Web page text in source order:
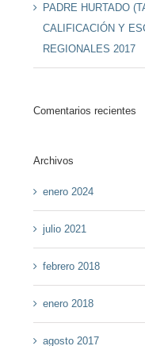
PADRE HURTADO
CALIFICACIÓN Y
REGIONALES 2017
Comentarios recientes
Archivos
enero 2024
julio 2021
febrero 2018
enero 2018
agosto 2017